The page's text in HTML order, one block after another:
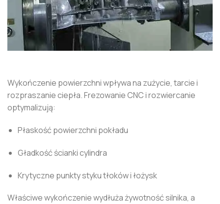
Wykończenie powierzchni wpływa na zużycie, tarcie i
rozpraszanie ciepła. Frezowanie CNC i rozwiercanie
optymalizują:
Płaskość powierzchni pokładu
Gładkość ścianki cylindra
Krytyczne punkty styku tłoków i łożysk
Właściwe wykończenie wydłuża żywotność silnika, a